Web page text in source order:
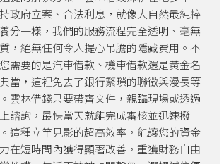
政府立案、合法利息，就像大自然最純粹
分一樣，我們的服務流程完全透明、毫無
，絕無任何令人提心吊膽的隱藏費用。不
需要的是汽車借款、機車借款還是黃金名
當，這裡免去了銀行繁瑣的聯徵與漫長等
雲林借錢只要帶齊文件，親臨現場或透過
諮詢，最快當天就能完成審核並迅速撥
這種立竿見影的超高效率，能讓您的資金
在短時間內獲得顯著改善，重獲財務自由